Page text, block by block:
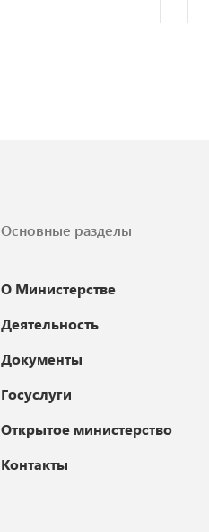
Основные разделы
О Министерстве
Деятельность
Документы
Госуслуги
Открытое министерство
Контакты